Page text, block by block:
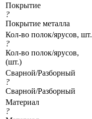
Покрытие
?
Покрытие металла
Кол-во полок/ярусов, шт.
?
Кол-во полок/ярусов,
(шт.)
Сварной/Разборный
?
Сварной/Разборный
Материал
?